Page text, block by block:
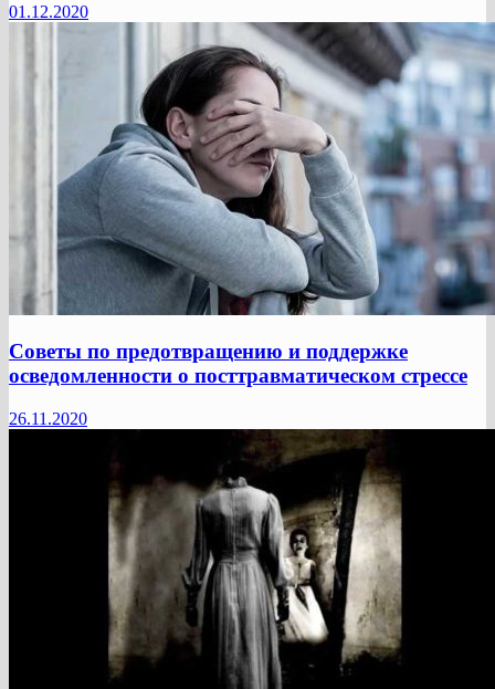
01.12.2020
Советы по предотвращению и поддержке
осведомленности о посттравматическом стрессе
26.11.2020